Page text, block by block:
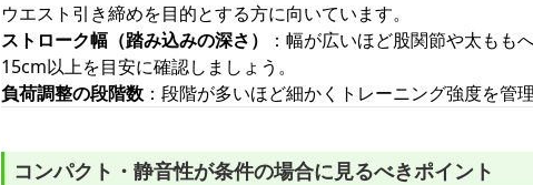
ウエスト引き締めを目的とする方に向いています。
ストローク幅（踏み込みの深さ）
：幅が広いほど股関節や太もも
15cm以上を目安に確認しましょう。
負荷調整の段階数 ：段階が多いほど細かくトレーニング強度を管
コンパクト・静音性が条件の場合に見るべきポイント